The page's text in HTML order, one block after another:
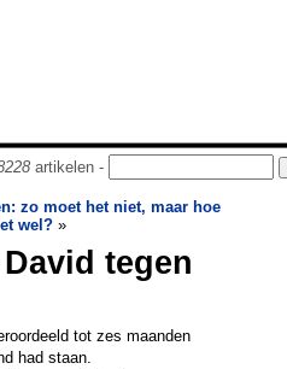
artikelen -
zo moet het niet, maar hoe
wel? »
tegen
tot zes maanden
had staan.